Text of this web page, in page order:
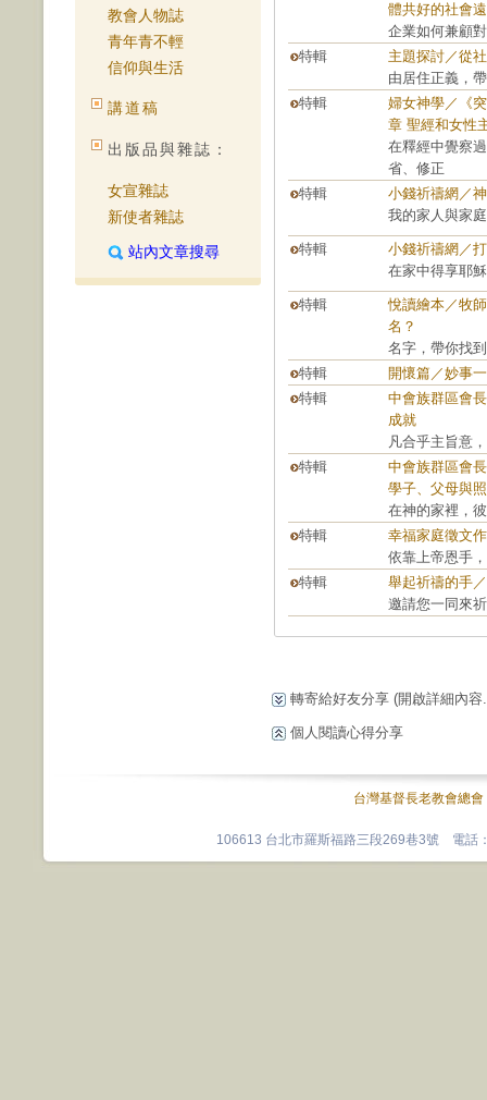
教會人物誌
青年青不輕
信仰與生活
講道稿
出版品與雜誌：
女宣雜誌
新使者雜誌
站內文章搜尋
體共好的社會
企業如何兼顧
特輯
主題探討／從
由居住正義，
特輯
婦女神學／《
章 聖經和女性
在釋經中覺察
省、修正
特輯
小錢祈禱網／
我的家人與家庭
特輯
小錢祈禱網／
在家中得享耶
特輯
悅讀繪本／牧
名？
名字，帶你找
特輯
開懷篇／妙事
特輯
中會族群區會
成就
凡合乎主旨意
特輯
中會族群區會
學子、父母與
在神的家裡，
特輯
幸福家庭徵文
依靠上帝恩手
特輯
舉起祈禱的手
邀請您一同來
轉寄給好友分享 (開啟詳細內容
個人閱讀心得分享
台灣基督長老教會總會
106613 台北市羅斯福路三段269巷3號 電